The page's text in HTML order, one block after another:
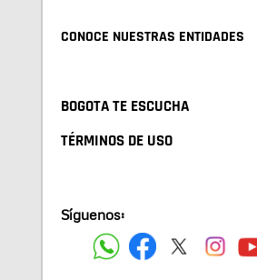
CONOCE NUESTRAS ENTIDADES
BOGOTA TE ESCUCHA
TÉRMINOS DE USO
Síguenos: